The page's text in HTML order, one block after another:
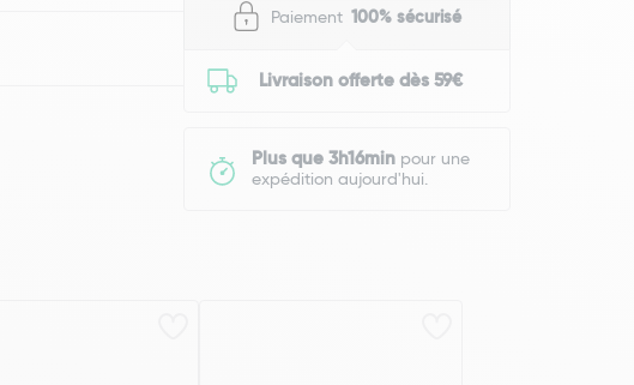
Paiement 100% sécurisé
Livraison offerte dès 59€
Plus que 3h16minpour une
expédition aujourd'hui.